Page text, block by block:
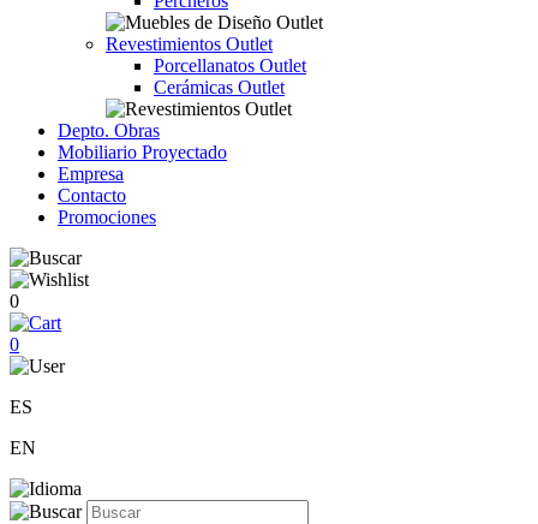
Revestimientos Outlet
Porcellanatos Outlet
Cerámicas Outlet
Depto. Obras
Mobiliario Proyectado
Empresa
Contacto
Promociones
0
0
ES
EN